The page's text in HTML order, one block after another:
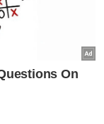
boleh
4(1)
Komunikasi
500,